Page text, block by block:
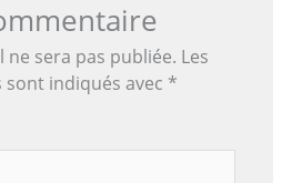
sera pas publiée. Les
indiqués avec *